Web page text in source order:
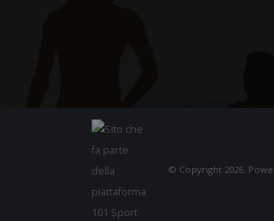
© Copyright 2026.